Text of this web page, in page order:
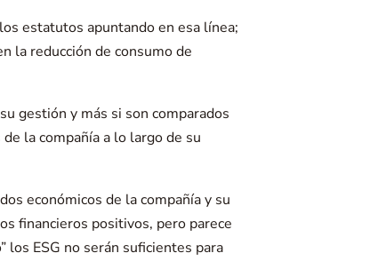
estatutos apuntando en esa línea;
la reducción de consumo de
gestión y más si son comparados
la compañía a lo largo de su
económicos de la compañía y su
financieros positivos, pero parece
los ESG no serán suficientes para